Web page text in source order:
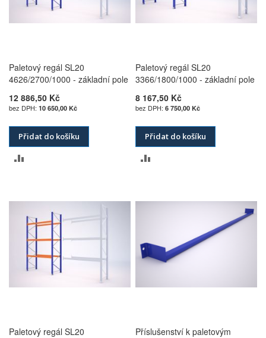
Paletový regál SL20
4626/2700/1000 - základní pole
12 886,50 Kč
10 650,00 Kč
Přidat do košíku
POROVNÁNÍ
Paletový regál SL20
3366/1800/1000 - základní pole
8 167,50 Kč
6 750,00 Kč
Přidat do košíku
POROVNÁNÍ
Paletový regál SL20
Příslušenství k paletovým